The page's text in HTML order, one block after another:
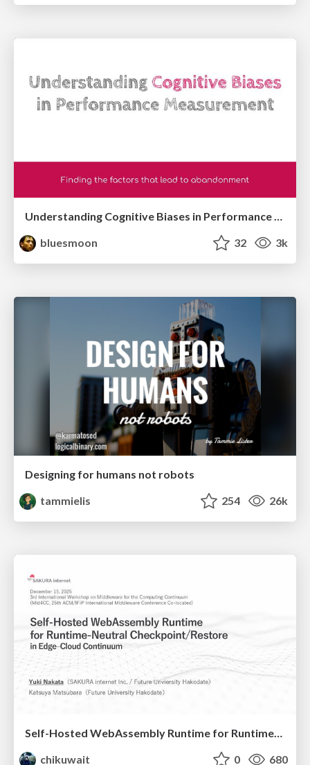
Understanding Cognitive Biases in Performance Measurement
bluesmoon
32 3k
Designing for humans not robots
tammielis
254 26k
chikuwait
0 680